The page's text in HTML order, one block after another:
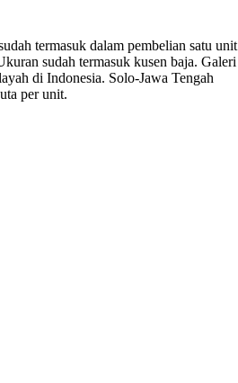
termasuk dalam pembelian satu unit
sudah termasuk kusen baja. Galeri
di Indonesia. Solo-Jawa Tengah
per unit.